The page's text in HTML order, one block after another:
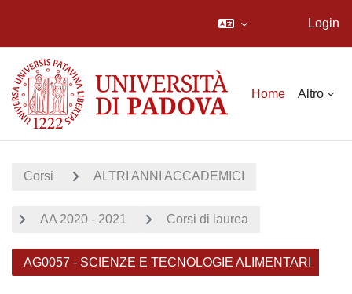
Login
Home Altro
Corsi ALTRI ANNI ACCADEMICI
AA 2020 - 2021 Corsi di laurea
AG0057 - SCIENZE E TECNOLOGIE ALIMENTARI